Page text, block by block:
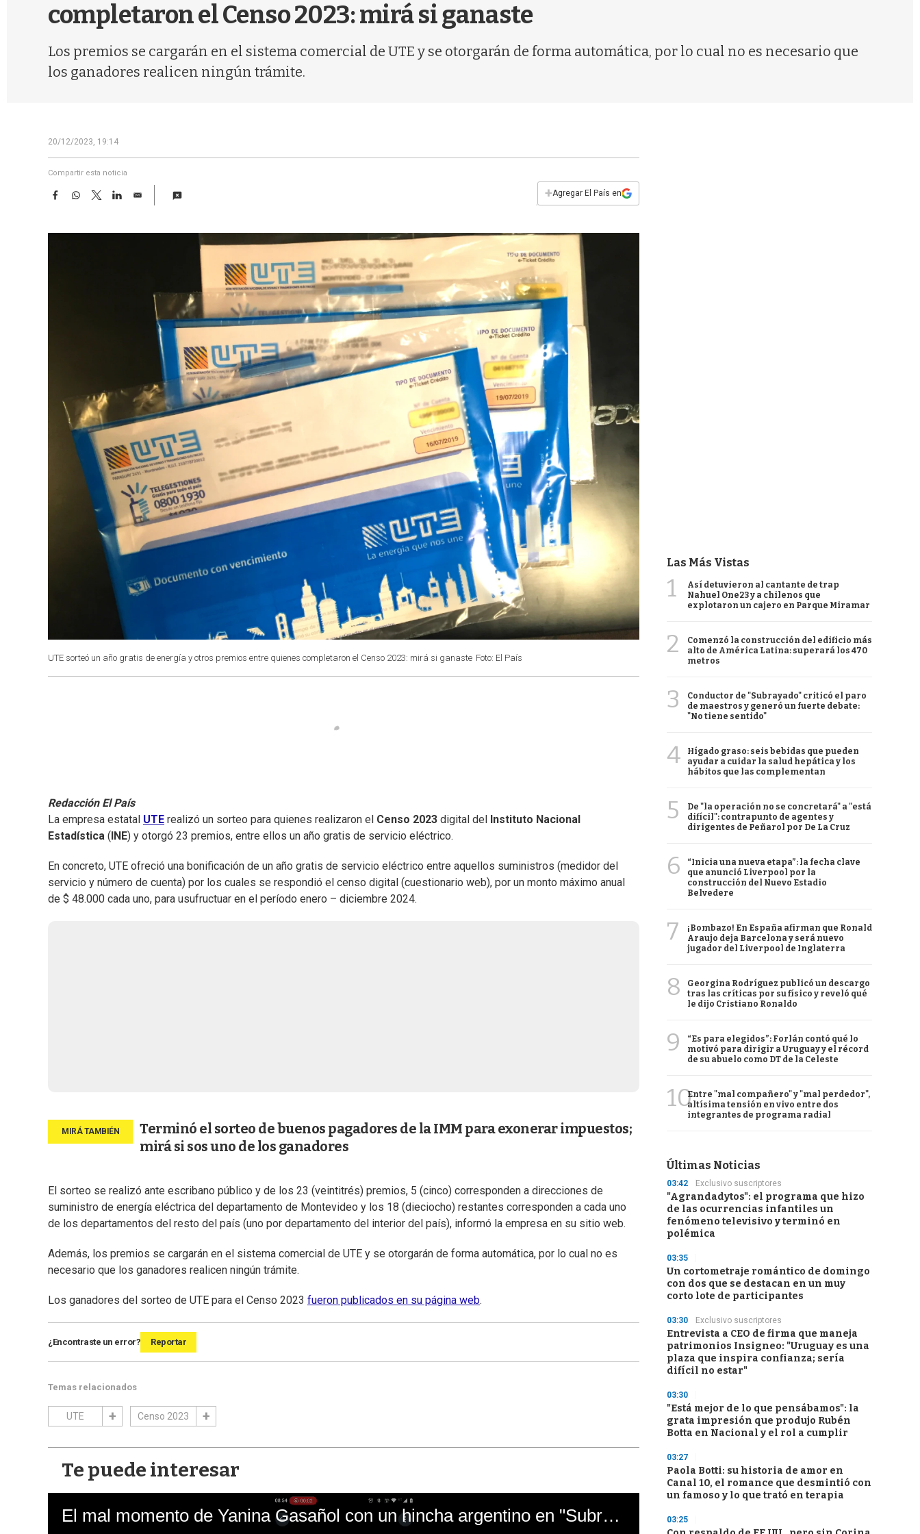
completaron el Censo 2023: mirá si ganaste
Los premios se cargarán en el sistema comercial de UTE y se otorgarán de forma automática, por lo cual no es necesario que
los ganadores realicen ningún trámite.
20/12/2023, 19:14
Compartir esta noticia
F
e
W
t
T
w
t
L
k
E
i
+Agregar El País en
UTE sorteó un año gratis de energía y otros premios entre quienes completaron el Censo 2023: mirá si ganaste Foto: El País
Redacción El País
La empresa estatal UTE realizó un sorteo para quienes realizaron el Censo 2023 digital del
Instituto Nacional
Estadística ( INE) y otorgó 23 premios, entre ellos un año gratis de servicio eléctrico.
En concreto, UTE ofreció una bonificación de un año gratis de servicio eléctrico entre aquellos suministros (medidor del
servicio y número de cuenta) por los cuales se respondió el censo digital (cuestionario web), por un monto máximo anual
de $ 48.000 cada uno, para usufructuar en el período enero – diciembre 2024.
Terminó el sorteo de buenos pagadores de la IMM para exonerar impuestos;
mirá si sos uno de los ganadores
El sorteo se realizó ante escribano público y de los 23 (veintitrés) premios, 5 (cinco) corresponden a direcciones de
suministro de energía eléctrica del departamento de Montevideo y los 18 (dieciocho) restantes corresponden a cada uno
de los departamentos del resto del país (uno por departamento del interior del país), informó la empresa en su sitio web.
Además, los premios se cargarán en el sistema comercial de UTE y se otorgarán de forma automática, por lo cual no es
necesario que los ganadores realicen ningún trámite.
Los ganadores del sorteo de UTE para el Censo 2023 fueron publicados en su página web.
¿Encontraste un error? Reportar
Temas relacionados
UTE Censo 2023
Te puede interesar
El mal momento de Yanina Gasañol con un hincha argentino en "Subrayado"
Las Más Vistas
1
Así detuvieron al cantante de trap
Nahuel One23 y a chilenos que
explotaron un cajero en Parque Miramar
2
Comenzó la construcción del edificio más
alto de América Latina: superará los 470
metros
3
Conductor de "Subrayado" criticó el paro
de maestros y generó un fuerte debate:
"No tiene sentido"
4
Hígado graso: seis bebidas que pueden
ayudar a cuidar la salud hepática y los
hábitos que las complementan
5
De "la operación no se concretará" a "está
difícil": contrapunto de agentes y
dirigentes de Peñarol por De La Cruz
6
“Inicia una nueva etapa”: la fecha clave
que anunció Liverpool por la
construcción del Nuevo Estadio
Belvedere
7
¡Bombazo! En España afirman que Ronald
Araujo deja Barcelona y será nuevo
jugador del Liverpool de Inglaterra
8
Georgina Rodríguez publicó un descargo
tras las críticas por su físico y reveló qué
le dijo Cristiano Ronaldo
9
“Es para elegidos”: Forlán contó qué lo
motivó para dirigir a Uruguay y el récord
de su abuelo como DT de la Celeste
10Entre "mal compañero" y "mal perdedor",
altísima tensión en vivo entre dos
integrantes de programa radial
Últimas Noticias
03:42 Exclusivo suscriptores
"Agrandadytos": el programa que hizo
de las ocurrencias infantiles un
fenómeno televisivo y terminó en
polémica
03:35
Un cortometraje romántico de domingo
con dos que se destacan en un muy
corto lote de participantes
03:30 Exclusivo suscriptores
Entrevista a CEO de firma que maneja
patrimonios Insigneo: "Uruguay es una
plaza que inspira confianza; sería
difícil no estar"
03:30
"Está mejor de lo que pensábamos": la
grata impresión que produjo Rubén
Botta en Nacional y el rol a cumplir
03:27
Paola Botti: su historia de amor en
Canal 10, el romance que desmintió con
un famoso y lo que trató en terapia
03:25